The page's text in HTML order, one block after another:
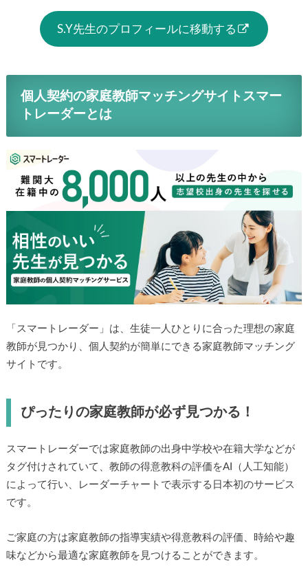
S.Y先生のプロフィールに移動する
個人契約の家庭教師マッチングサイトスマー
トレーダーとは
「スマートレーダー」は、生徒一人ひとりに合った理想の家庭
教師が見つかり、個人契約が簡単にできる家庭教師マッチング
サイトです。
ぴったりの家庭教師が必ず見つかる！
スマートレーダーでは家庭教師の出身中学校や在籍大学などが
タグ付けされていて、教師の得意教科の評価をAI（人工知能）
によって行い、レーダーチャートで表示する日本初のサービス
です。
ご家庭の方は家庭教師の指導実績や得意教科の評価、時給や趣
味などから最適な家庭教師を見つけることができます。